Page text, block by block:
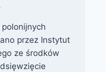
przez Instytut
ze środków